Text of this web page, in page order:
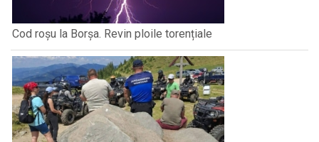
Cod roșu la Borșa. Revin ploile torențiale